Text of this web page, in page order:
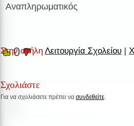
Αναπληρωματικός
Στην στήλη Λειτουργία Σχολείου |
0
Σχολιάστε
Για να σχολιάσετε πρέπει να συνδεθείτε